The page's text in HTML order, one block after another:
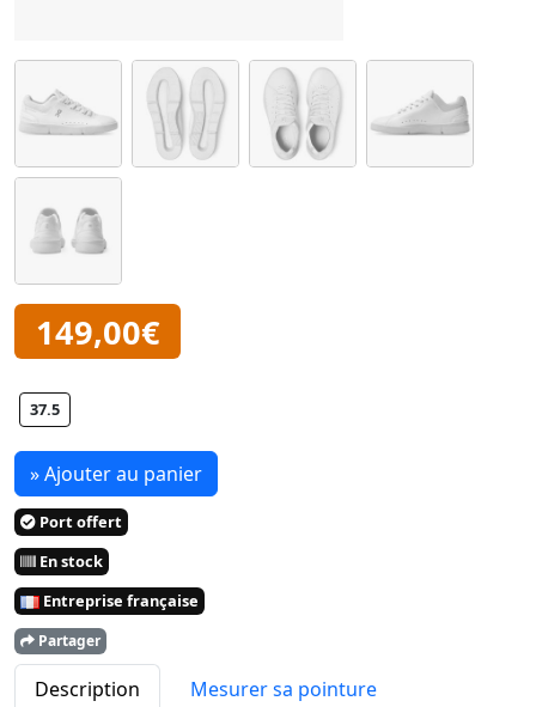
149,00€
37.5
» Ajouter au panier
Port offert
En stock
Entreprise française
Partager
Description
Mesurer sa pointure